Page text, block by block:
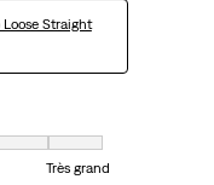
Loose Straight
Très grand